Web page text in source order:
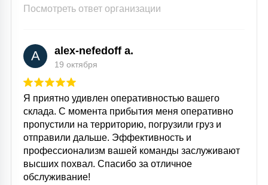
Посмотреть ответ организации
A alex-nefedoff a.
19 октября
Я приятно удивлен оперативностью вашего
склада. С момента прибытия меня оперативно
пропустили на территорию, погрузили груз и
отправили дальше. Эффективность и
профессионализм вашей команды заслуживают
высших похвал. Спасибо за отличное
обслуживание!